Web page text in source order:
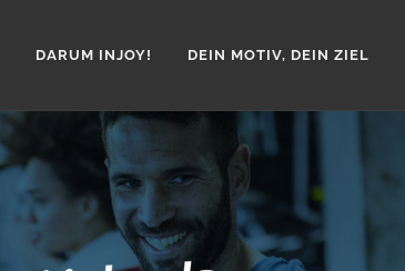
DARUM INJOY! DEIN MOTIV, DEIN ZIEL